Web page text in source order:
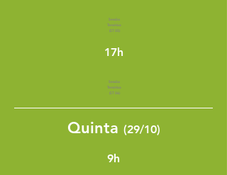
Sessão
Temática
(ST 05)
17h
Sessão
Temática
(ST 06)
Quinta (29/10)
9h